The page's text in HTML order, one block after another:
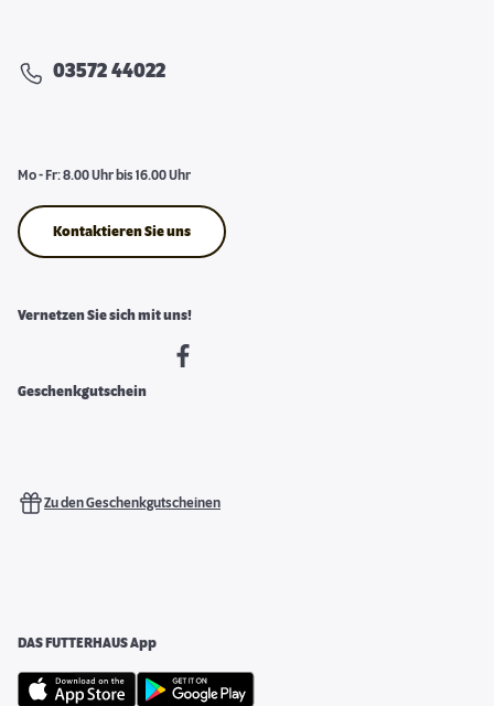
03572 44022
Mo - Fr: 8.00 Uhr bis 16.00 Uhr
Kontaktieren Sie uns
Vernetzen Sie sich mit uns!
Geschenkgutschein
Zu den Geschenkgutscheinen
DAS FUTTERHAUS App